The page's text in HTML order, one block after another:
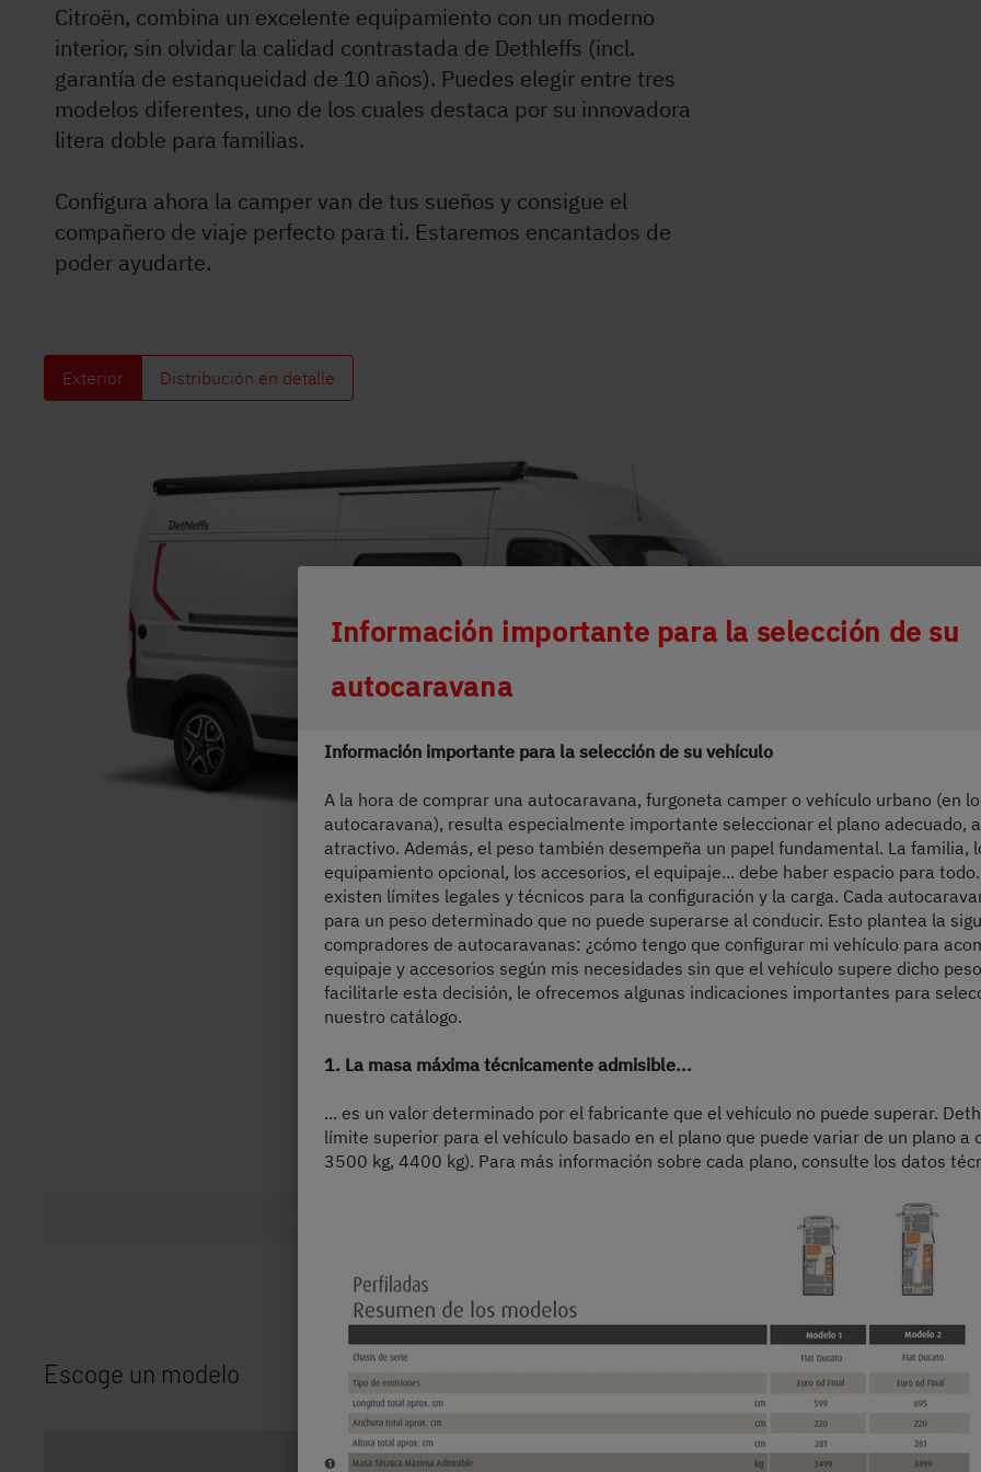
Servicio
Dethleffs
Concesionarios
Citroën, combina un excelente equipamiento con un moderno
interior, sin olvidar la calidad contrastada de Dethleffs (incl.
garantía de estanqueidad de 10 años). Puedes elegir entre tres
modelos diferentes, uno de los cuales destaca por su innovadora
litera doble para familias.
Configura ahora la camper van de tus sueños y consigue el
compañero de viaje perfecto para ti. Estaremos encantados de
poder ayudarte.
Exterior Distribución en detalle
Distribución
Escoge un modelo
Durch Scrolling wird der Button zum
Información importante para la selección de su
autocaravana
Información importante para la selección de su vehículo
A la hora de comprar una autocaravana, furgoneta camper o vehículo urbano (en
autocaravana), resulta especialmente importante seleccionar el plano adecuado,
atractivo. Además, el peso también desempeña un papel fundamental. La familia,
equipamiento opcional, los accesorios, el equipaje... debe haber espacio para
existen límites legales y técnicos para la configuración y la carga. Cada
para un peso determinado que no puede superarse al conducir. Esto plantea la
compradores de autocaravanas: ¿cómo tengo que configurar mi vehículo para
equipaje y accesorios según mis necesidades sin que el vehículo supere dicho
facilitarle esta decisión, le ofrecemos algunas indicaciones importantes para
nuestro catálogo.
1. La masa máxima técnicamente admisible...
... es un valor determinado por el fabricante que el vehículo no puede superar.
límite superior para el vehículo basado en el plano que puede variar de un plano a
3500 kg, 4400 kg). Para más información sobre cada plano, consulte los datos